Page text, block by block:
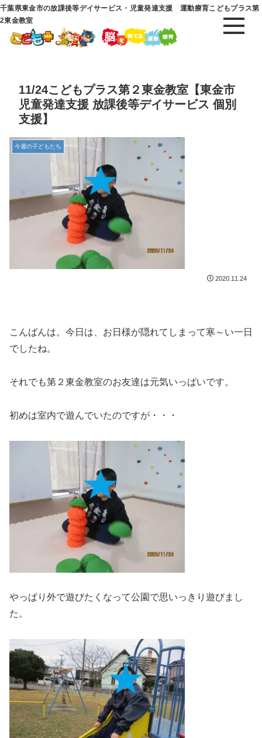
千葉県東金市の放課後等デイサービス・児童発達支援 運動療育こどもプラス第
2東金教室
11/24こどもプラス第２東金教室【東金市
児童発達支援 放課後等デイサービス 個別
支援】
今週の子どもたち
2020.11.24
こんばんは。今日は、お日様が隠れてしまって寒～い一日
でしたね。
それでも第２東金教室のお友達は元気いっぱいです。
初めは室内で遊んでいたのですが・・・
やっぱり外で遊びたくなって公園で思いっきり遊びまし
た。